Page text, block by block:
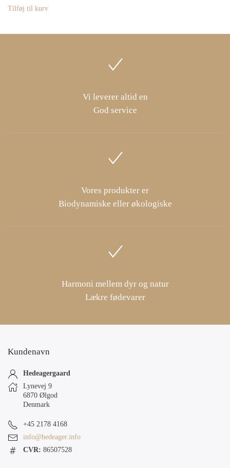
Tilføj til kurv
Vi leverer altid en
God service
Vores produkter er
Biodynamiske eller økologiske
Harmoni mellem dyr og natur
Lækre fødevarer
Kundenavn
Hedeagergaard
Lynevej 9
6870 Ølgod
Denmark
+45 2178 4168
info@hedeager.info
CVR: 86507528